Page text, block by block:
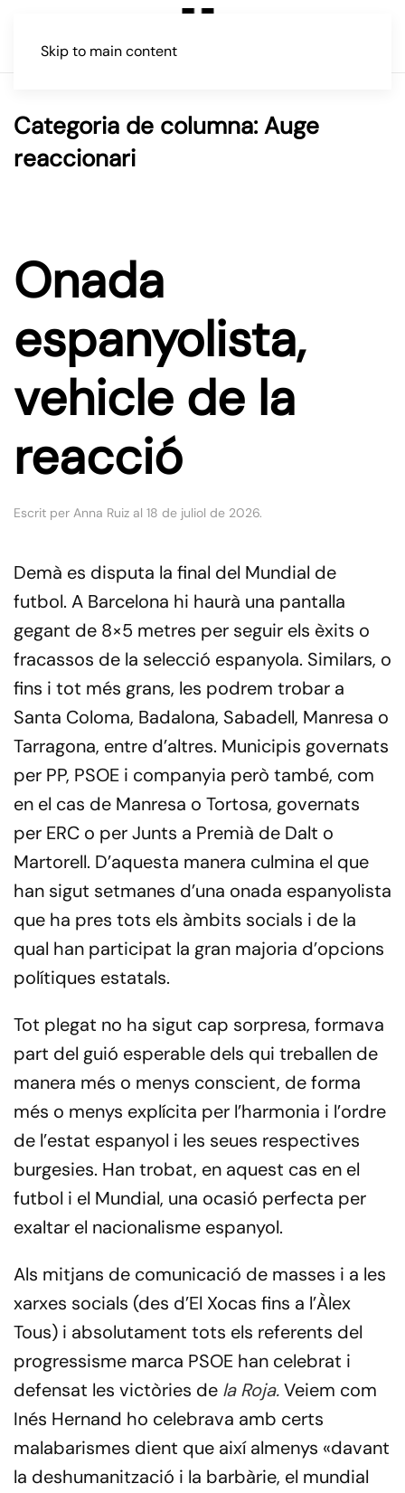
Skip to main content
Categoria de columna: Auge
reaccionari
Onada
espanyolista,
vehicle de la
reacció
Escrit per Anna Ruiz al 18 de juliol de 2026.
Demà es disputa la final del Mundial de
futbol. A Barcelona ​​hi haurà una pantalla
gegant de 8×5 metres per seguir els èxits o
fracassos de la selecció espanyola. Similars, o
fins i tot més grans, les podrem trobar a
Santa Coloma, Badalona, Sabadell, Manresa o
Tarragona, entre d’altres. Municipis governats
per PP, PSOE i companyia però també, com
en el cas de Manresa o Tortosa, governats
per ERC o per Junts a Premià de Dalt o
Martorell. D’aquesta manera culmina el que
han sigut setmanes d’una onada espanyolista
que ha pres tots els àmbits socials i de la
qual han participat la gran majoria d’opcions
polítiques estatals.
Tot plegat no ha sigut cap sorpresa, formava
part del guió esperable dels qui treballen de
manera més o menys conscient, de forma
més o menys explícita per l’harmonia i l’ordre
de l’estat espanyol i les seues respectives
burgesies. Han trobat, en aquest cas en el
futbol i el Mundial, una ocasió perfecta per
exaltar el nacionalisme espanyol.
Als mitjans de comunicació de masses i a les
xarxes socials (des d’El Xocas fins a l’Àlex
Tous) i absolutament tots els referents del
progressisme marca PSOE han celebrat i
defensat les victòries de la Roja.Veiem com
Inés Hernand ho celebrava amb certs
malabarismes dient que així almenys «davant
la deshumanització i la barbàrie, el mundial